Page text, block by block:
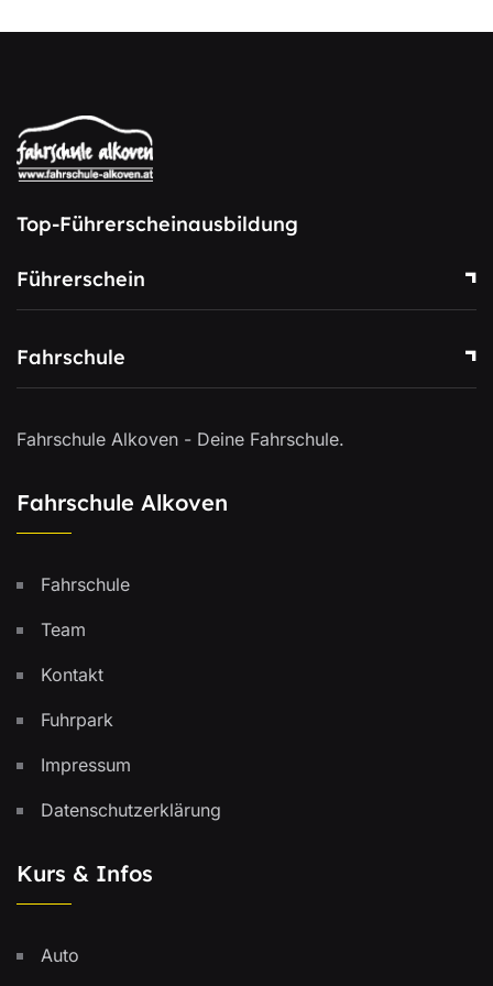
Top-Führerscheinausbildung
Führerschein
Fahrschule
Fahrschule Alkoven - Deine Fahrschule.
Fahrschule Alkoven
Fahrschule
Team
Kontakt
Fuhrpark
Impressum
Datenschutzerklärung
Kurs & Infos
Auto